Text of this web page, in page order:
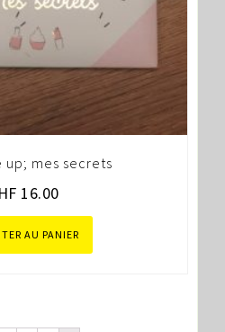
up; mes secrets
16.00
AU PANIER